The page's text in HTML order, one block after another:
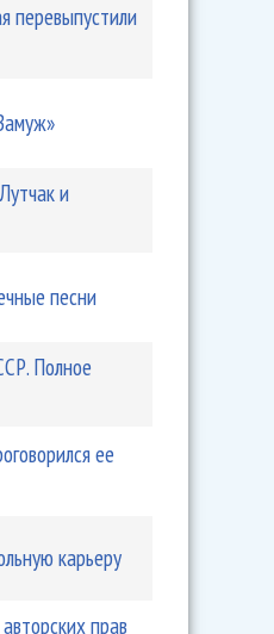
перевыпустили
и
песни
Полное
ее
карьеру
прав